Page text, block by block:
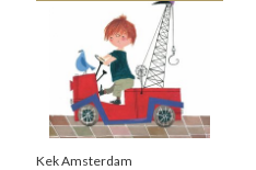
Kek Amsterdam